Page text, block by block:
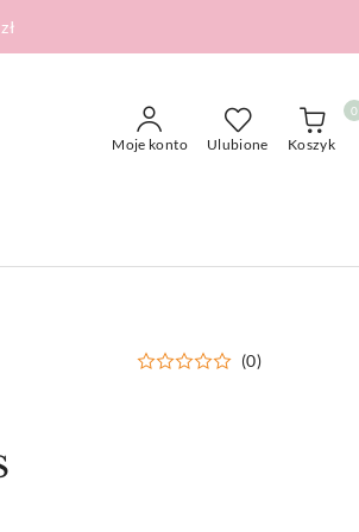
Moje konto Ulubione Koszyk
0
(0)